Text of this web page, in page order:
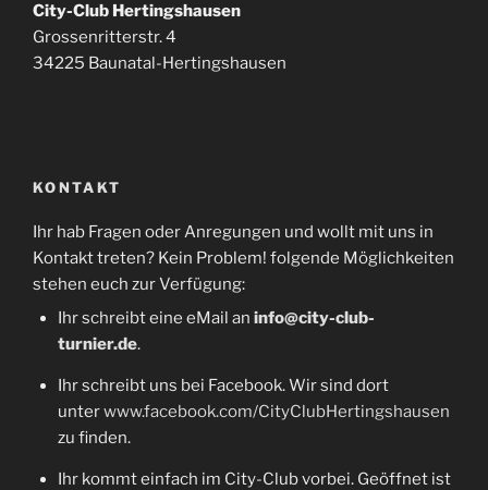
City-Club Hertingshausen
Grossenritterstr. 4
34225 Baunatal-Hertingshausen
KONTAKT
Ihr hab Fragen oder Anregungen und wollt mit uns in
Kontakt treten? Kein Problem! folgende Möglichkeiten
stehen euch zur Verfügung:
Ihr schreibt eine eMail an info@city-club-
turnier.de.
Ihr schreibt uns bei Facebook. Wir sind dort
unterwww.facebook.com/CityClubHertingshausen
zu finden.
Ihr kommt einfach im City-Club vorbei. Geöffnet ist